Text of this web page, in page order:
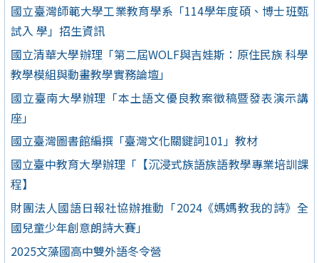
國立臺灣師範大學工業教育學系「114學年度碩、博士班甄
試入 學」招生資訊
國立清華大學辦理「第二屆WOLF與吉娃斯：原住民族 科學
教學模組與動畫教學實務論壇」
國立臺南大學辦理「本土語文優良教案徵稿暨發表演示講
座」
國立臺灣圖書館編撰「臺灣文化關鍵詞101」教材
國立臺中教育大學辦理「【沉浸式族語族語教學專業培訓課
程】
財團法人國語日報社協辦推動「2024《媽媽教我的詩》全
國兒童少年創意朗詩大賽」
2025文藻國高中雙外語冬令營